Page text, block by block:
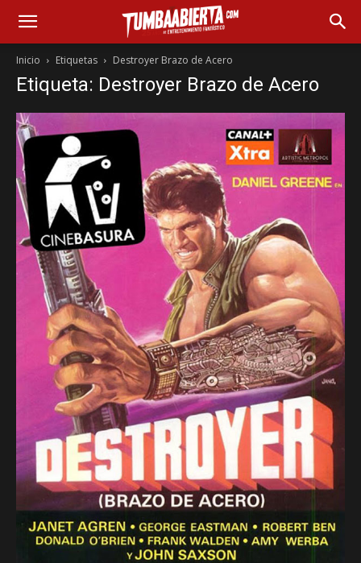
Inicio Etiquetas Destroyer Brazo de Acero
Etiqueta: Destroyer Brazo de Acero